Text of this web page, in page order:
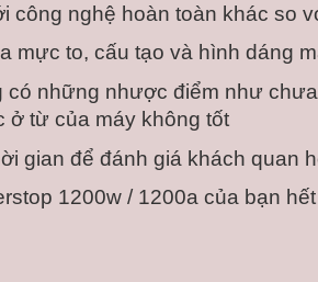
công nghệ hoàn toàn khác so
mực to, cấu tạo và hình dáng
có những nhược điểm như
ở từ của máy không tốt
gian để đánh giá khách quan
1200w / 1200a của bạn